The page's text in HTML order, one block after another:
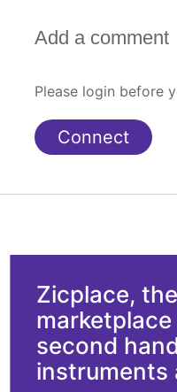
Add a comment
Please login before
Connect
Zicplace,
second
instruments